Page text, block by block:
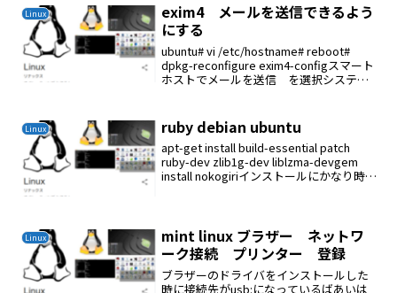
Linux
exim4 メールを送信できるよう
にする
ubuntu# vi /etc/hostname# reboot#
dpkg-reconfigure exim4-configスマート
ホストでメールを送信 を選択システム
Linux ruby debian ubuntu
apt-get install build-essential patch
ruby-dev zlib1g-dev liblzma-devgem
install nokogiriインストールにかなり時間
Linux
mint linux ブラザー ネットワ
ーク接続 プリンター 登録
ブラザーのドライバをインストールした
時に接続先がusb:になっているばあいは